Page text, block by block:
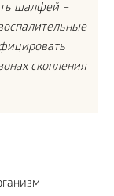
шалфей –
скопления